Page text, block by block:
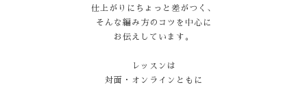
仕上がりにちょっと差がつく、
そんな編み方のコツを中心に
お伝えしています。
レッスンは
対面・オンラインともに